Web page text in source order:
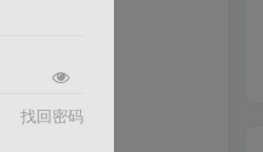
找回密码